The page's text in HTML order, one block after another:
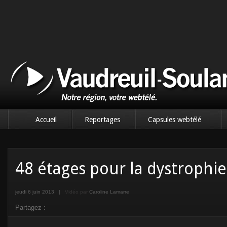
Accueil Reportages Capsules webtélé
48 étages pour la
jeudi 6 juin 2013 | Vidéo par Caroline Lamarre
Partagez :